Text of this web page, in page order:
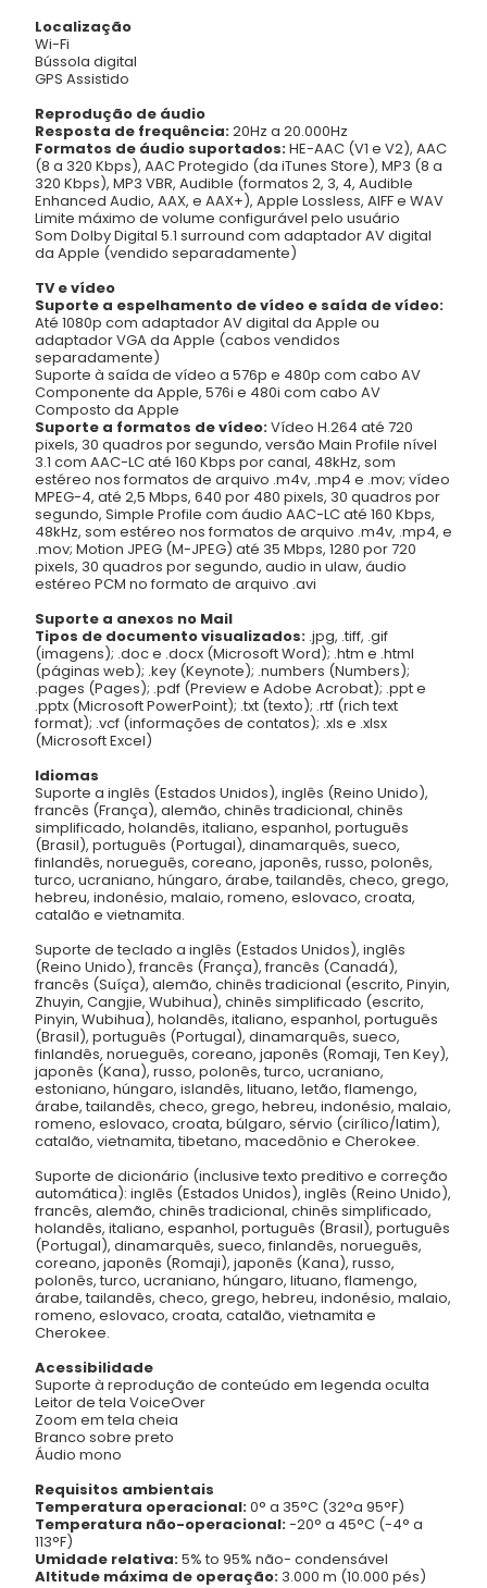
Localização
Wi-Fi
Bússola digital
GPS Assistido
Reprodução de áudio
Resposta de frequência:20Hz a 20.000Hz
Formatos de áudio suportados:HE-AAC (V1 e V2), AAC
(8 a 320 Kbps), AAC Protegido (da iTunes Store), MP3 (8 a
320 Kbps), MP3 VBR, Audible (formatos 2, 3, 4, Audible
Enhanced Audio, AAX, e AAX+), Apple Lossless, AIFF e WAV
Limite máximo de volume configurável pelo usuário
Som Dolby Digital 5.1 surround com adaptador AV digital
da Apple (vendido separadamente)
TV e vídeo
Suporte a espelhamento de vídeo e saída de vídeo:
Até 1080p com adaptador AV digital da Apple ou
adaptador VGA da Apple (cabos vendidos
separadamente)
Suporte à saída de vídeo a 576p e 480p com cabo AV
Componente da Apple, 576i e 480i com cabo AV
Composto da Apple
Suporte a formatos de vídeo:Vídeo H.264 até 720
pixels, 30 quadros por segundo, versão Main Profile nível
3.1 com AAC-LC até 160 Kbps por canal, 48kHz, som
estéreo nos formatos de arquivo .m4v, .mp4 e .mov; vídeo
MPEG-4, até 2,5 Mbps, 640 por 480 pixels, 30 quadros por
segundo, Simple Profile com áudio AAC-LC até 160 Kbps,
48kHz, som estéreo nos formatos de arquivo .m4v, .mp4, e
.mov; Motion JPEG (M-JPEG) até 35 Mbps, 1280 por 720
pixels, 30 quadros por segundo, audio in ulaw, áudio
estéreo PCM no formato de arquivo .avi
Suporte a anexos no Mail
Tipos de documento visualizados: .jpg, .tiff, .gif
(imagens); .doc e .docx (Microsoft Word); .htm e .html
(páginas web); .key (Keynote); .numbers (Numbers);
.pages (Pages); .pdf (Preview e Adobe Acrobat); .ppt e
.pptx (Microsoft PowerPoint); .txt (texto); .rtf (rich text
format); .vcf (informações de contatos); .xls e .xlsx
(Microsoft Excel)
Idiomas
Suporte a inglês (Estados Unidos), inglês (Reino Unido),
francês (França), alemão, chinês tradicional, chinês
simplificado, holandês, italiano, espanhol, português
(Brasil), português (Portugal), dinamarquês, sueco,
finlandês, norueguês, coreano, japonês, russo, polonês,
turco, ucraniano, húngaro, árabe, tailandês, checo, grego,
hebreu, indonésio, malaio, romeno, eslovaco, croata,
catalão e vietnamita.
Suporte de teclado a inglês (Estados Unidos), inglês
(Reino Unido), francês (França), francês (Canadá),
francês (Suíça), alemão, chinês tradicional (escrito, Pinyin,
Zhuyin, Cangjie, Wubihua), chinês simplificado (escrito,
Pinyin, Wubihua), holandês, italiano, espanhol, português
(Brasil), português (Portugal), dinamarquês, sueco,
finlandês, norueguês, coreano, japonês (Romaji, Ten Key),
japonês (Kana), russo, polonês, turco, ucraniano,
estoniano, húngaro, islandês, lituano, letão, flamengo,
árabe, tailandês, checo, grego, hebreu, indonésio, malaio,
romeno, eslovaco, croata, búlgaro, sérvio (cirílico/latim),
catalão, vietnamita, tibetano, macedônio e Cherokee.
Suporte de dicionário (inclusive texto preditivo e correção
automática): inglês (Estados Unidos), inglês (Reino Unido),
francês, alemão, chinês tradicional, chinês simplificado,
holandês, italiano, espanhol, português (Brasil), português
(Portugal), dinamarquês, sueco, finlandês, norueguês,
coreano, japonês (Romaji), japonês (Kana), russo,
polonês, turco, ucraniano, húngaro, lituano, flamengo,
árabe, tailandês, checo, grego, hebreu, indonésio, malaio,
romeno, eslovaco, croata, catalão, vietnamita e
Cherokee.
Acessibilidade
Suporte à reprodução de conteúdo em legenda oculta
Leitor de tela VoiceOver
Zoom em tela cheia
Branco sobre preto
Áudio mono
Requisitos ambientais
Temperatura operacional:0° a 35°C (32°a 95°F)
Temperatura não-operacional:-20° a 45°C (-4° a
113°F)
Umidade relativa:5% to 95% não- condensável
Altitude máxima de operação: 3.000 m (10.000 pés)